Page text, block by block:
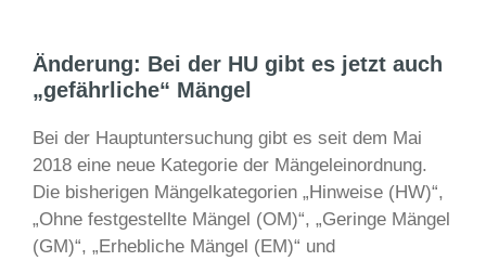
Änderung: Bei der HU gibt es jetzt auch
„gefährliche“ Mängel
Bei der Hauptuntersuchung gibt es seit dem Mai
2018 eine neue Kategorie der Mängeleinordnung.
Die bisherigen Mängelkategorien „Hinweise (HW)“,
„Ohne festgestellte Mängel (OM)“, „Geringe Mängel
(GM)“, „Erhebliche Mängel (EM)“ und